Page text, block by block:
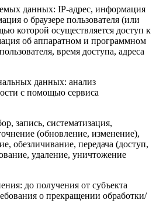
данных: IP-адрес, информация
о браузере пользователя (или
которой осуществляется доступ к
об аппаратном и программном
время доступа, адреса
данных: анализ
с помощью сервиса
запись, систематизация,
(обновление, изменение),
обезличивание, передача (доступ,
удаление, уничтожение
до получения от субъекта
о прекращении обработки/